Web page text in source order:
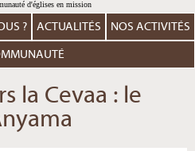
? ACTUALITÉS NOS ACTIVITÉS
la Cevaa : le